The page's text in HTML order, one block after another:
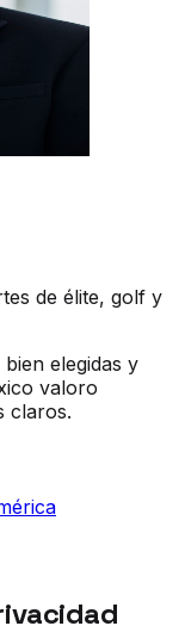
de élite, golf y
elegidas y
valoro
claros.